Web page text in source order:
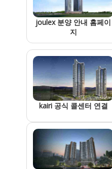
joulex 분양 안내 홈페이
지
kairi 공식 콜센터 연결